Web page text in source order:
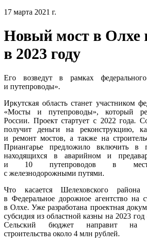
17 марта 2021 г.
Новый мост в Олхе
в 2023 году
Его возведут в рамках
и путепроводы».
Иркутская область станет участником
«Мосты и путепроводы», который
России. Проект стартует с 2022 года.
получит деньги на реконструкцию,
и ремонт мостов, а также на
Приангарье предложило включить в
находящихся в аварийном и
и 10 путепроводов в
с железнодорожными путями.
Что касается Шелеховского
в Федеральное дорожное агентство на
в Олхе. Уже разработана проектная
субсидия из областной казны на 2023
Сельский бюджет направит на
строительства около 4 млн рублей.